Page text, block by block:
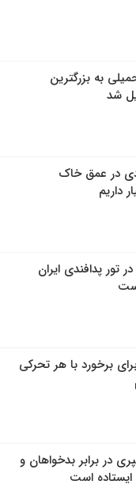
به بزرگترین
شد
در عمق خاک
داریم
تور پدافندی ایران
برخورد با هر تحرکی
در برابر بدخواهان و
است